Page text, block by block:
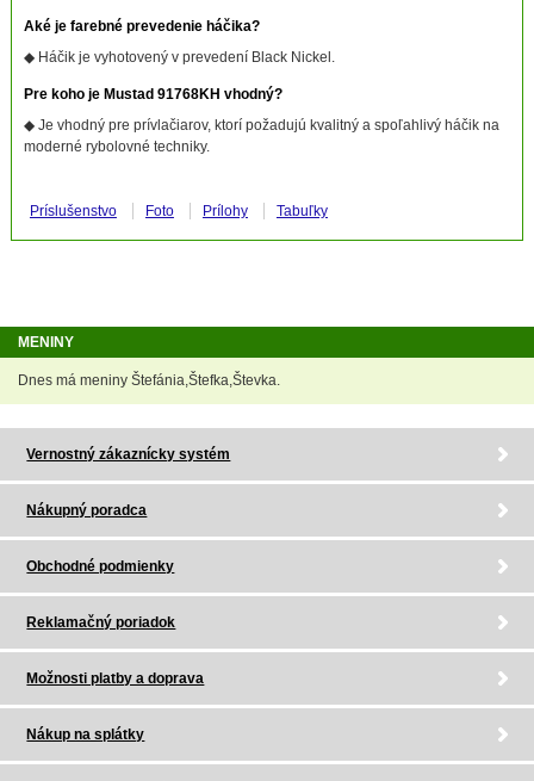
Aké je farebné prevedenie háčika?
◆ Háčik je vyhotovený v prevedení Black Nickel.
Pre koho je Mustad 91768KH vhodný?
◆ Je vhodný pre prívlačiarov, ktorí požadujú kvalitný a spoľahlivý háčik na
moderné rybolovné techniky.
Príslušenstvo Foto Prílohy Tabuľky
MENINY
Dnes má meniny Štefánia,Štefka,Števka.
Vernostný zákaznícky systém
Nákupný poradca
Obchodné podmienky
Reklamačný poriadok
Možnosti platby a doprava
Nákup na splátky